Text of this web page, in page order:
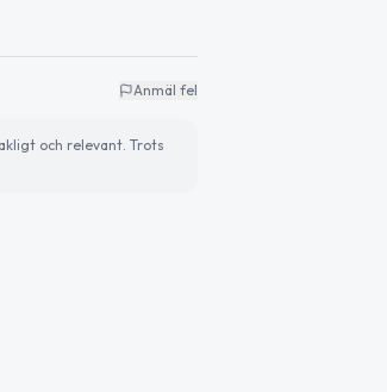
Anmäl fel
och relevant. Trots